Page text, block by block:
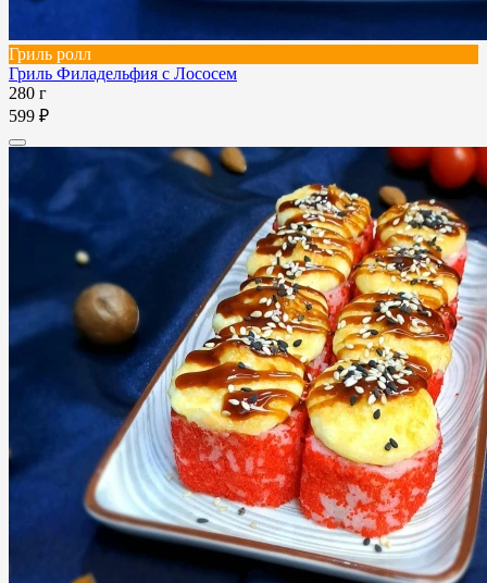
Гриль ролл
Гриль Филадельфия с Лососем
280 г
599 ₽